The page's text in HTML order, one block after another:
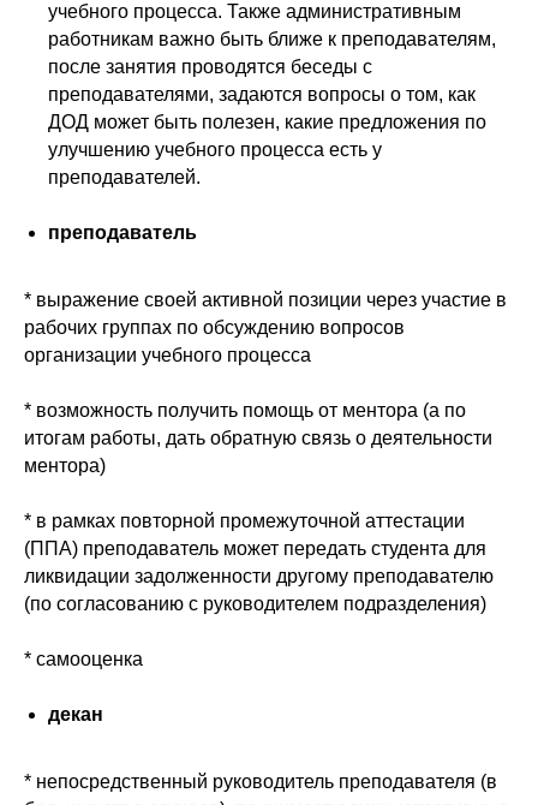
учебного процесса. Также административным
работникам важно быть ближе к преподавателям,
после занятия проводятся беседы с
преподавателями, задаются вопросы о том, как
ДОД может быть полезен, какие предложения по
улучшению учебного процесса есть у
преподавателей.
преподаватель
* выражение своей активной позиции через участие в
рабочих группах по обсуждению вопросов
организации учебного процесса
* возможность получить помощь от ментора (а по
итогам работы, дать обратную связь о деятельности
ментора)
* в рамках повторной промежуточной аттестации
(ППА) преподаватель может передать студента для
ликвидации задолженности другому преподавателю
(по согласованию с руководителем подразделения)
* самооценка
декан
* непосредственный руководитель преподавателя (в